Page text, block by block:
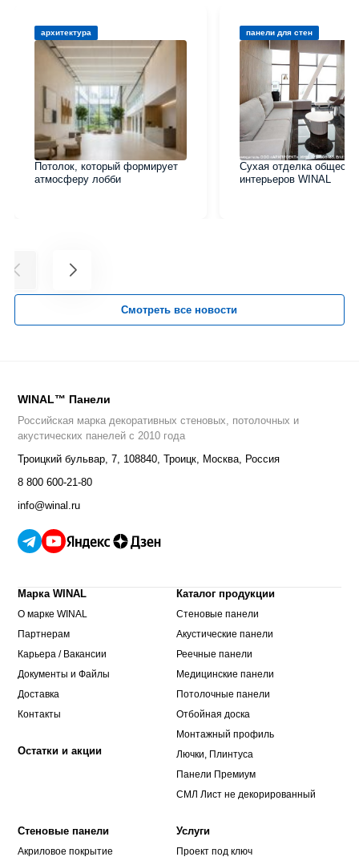
архитектура
Потолок, который формирует
атмосферу лобби
панели для стен
Сухая отделка
интерьеров WINAL
Смотреть все новости
WINAL™ Панели
Российская марка декоративных стеновых, потолочных и
акустических панелей с 2010 года
Троицкий бульвар, 7, 108840,Троицк, Москва, Россия
8 800 600-21-80
info@winal.ru
Марка WINAL
О марке WINAL
Партнерам
Карьера / Вакансии
Документы и Файлы
Доставка
Контакты
Остатки и акции
Каталог продукции
Стеновые панели
Акустические панели
Реечные панели
Медицинские панели
Потолочные панели
Отбойная доска
Монтажный профиль
Лючки, Плинтуса
Панели Премиум
СМЛ Лист не декорированный
Стеновые панели
Акриловое покрытие
Услуги
Проект под ключ